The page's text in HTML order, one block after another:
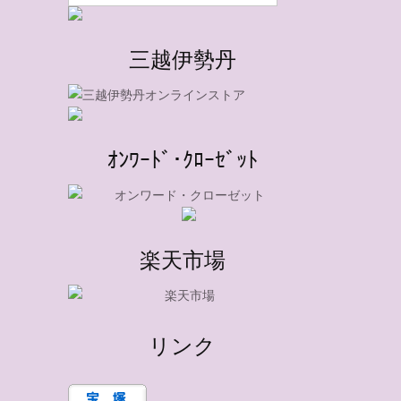
三越伊勢丹
ｵﾝﾜｰﾄﾞ･ｸﾛｰｾﾞｯﾄ
楽天市場
リンク